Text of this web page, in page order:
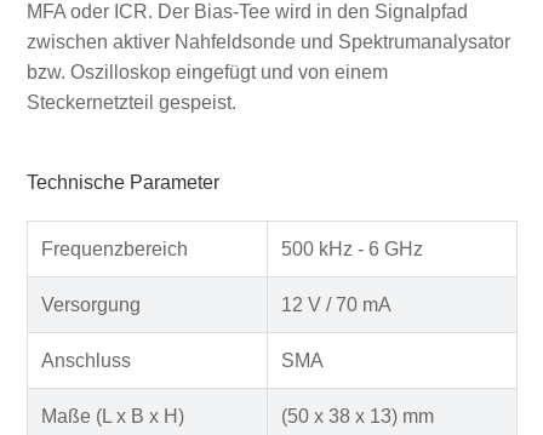
MFA oder ICR. Der Bias-Tee wird in den Signalpfad
zwischen aktiver Nahfeldsonde und Spektrumanalysator
bzw. Oszilloskop eingefügt und von einem
Steckernetzteil gespeist.
Technische Parameter
Frequenzbereich 500 kHz - 6 GHz
Versorgung 12 V / 70 mA
Anschluss SMA
Maße (L x B x H) (50 x 38 x 13) mm